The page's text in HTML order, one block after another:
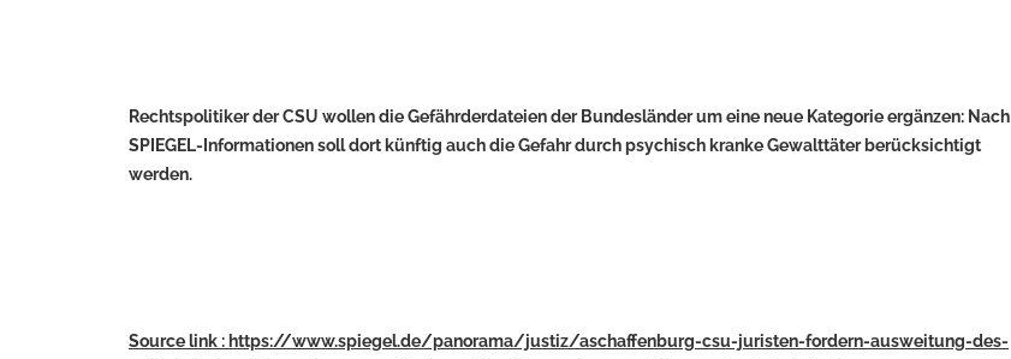
Rechtspolitiker der CSU wollen die Gefährderdateien der Bundesländer um eine neue Kategorie ergänzen: Nach
SPIEGEL-Informationen soll dort künftig auch die Gefahr durch psychisch kranke Gewalttäter berücksichtigt
werden.
Source link : https://www.spiegel.de/panorama/justiz/aschaffenburg-csu-juristen-fordern-ausweitung-des-